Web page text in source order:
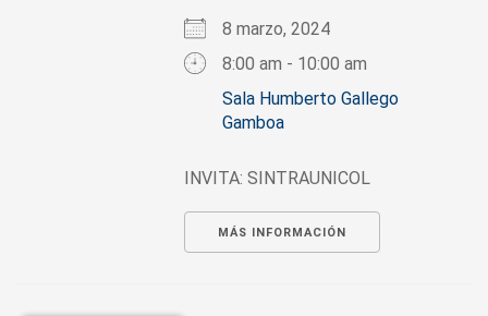
8 marzo, 2024
8:00 am - 10:00 am
Sala Humberto Gallego
Gamboa
INVITA: SINTRAUNICOL
MÁS INFORMACIÓN